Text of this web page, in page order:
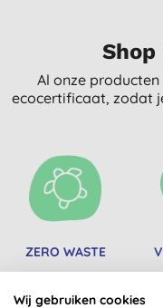
Al onze
ecocertificaat, zodat
ZERO WASTE
Wij gebruiken cookies